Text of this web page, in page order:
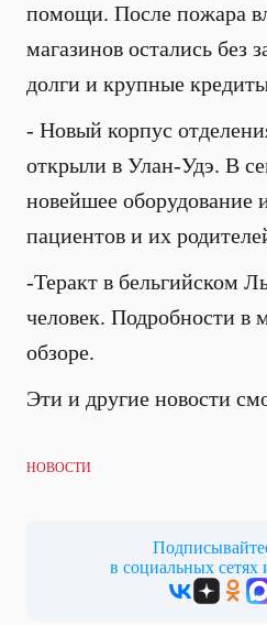
помощи. После пожара
магазинов остались без
долги и крупные
- Новый корпус
открыли в Улан-Удэ. В
новейшее оборудование
пациентов и их
-Теракт в бельгийском
человек. Подробности в
обзоре.
Эти и другие новости
НОВОСТИ
в социальных сетях